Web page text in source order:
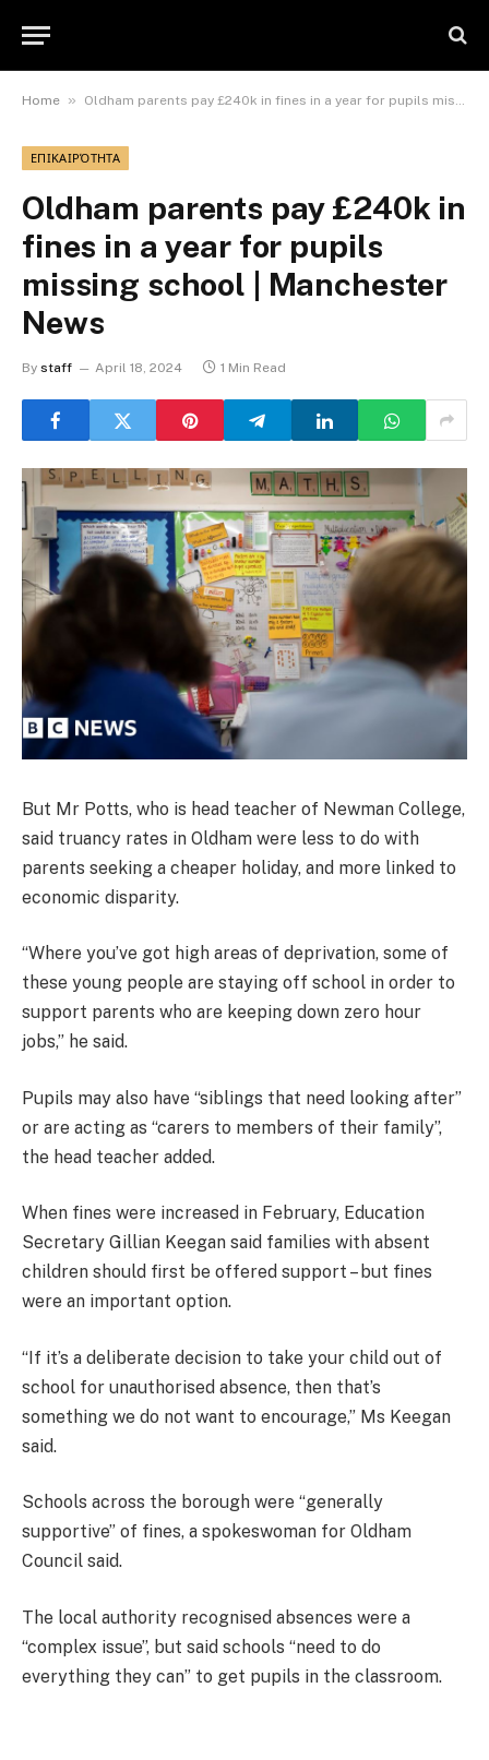
Home » Oldham parents pay £240k in fines in a year for pupils missing school | Manchester News
ΕΠΙΚΑΙΡΌΤΗΤΑ
Oldham parents pay £240k in
fines in a year for pupils
missing school | Manchester
News
By staff April 18, 2024 1 Min Read
But Mr Potts, who is head teacher of Newman College,
said truancy rates in Oldham were less to do with
parents seeking a cheaper holiday, and more linked to
economic disparity.
“Where you’ve got high areas of deprivation, some of
these young people are staying off school in order to
support parents who are keeping down zero hour
jobs,” he said.
Pupils may also have “siblings that need looking after”
or are acting as “carers to members of their family”,
the head teacher added.
When fines were increased in February, Education
Secretary Gillian Keegan said families with absent
children should first be offered support – but fines
were an important option.
“If it’s a deliberate decision to take your child out of
school for unauthorised absence, then that’s
something we do not want to encourage,” Ms Keegan
said.
Schools across the borough were “generally
supportive” of fines, a spokeswoman for Oldham
Council said.
The local authority recognised absences were a
“complex issue”, but said schools “need to do
everything they can” to get pupils in the classroom.